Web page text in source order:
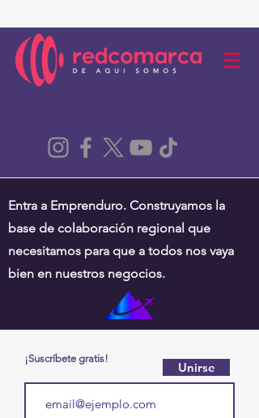
Entra a Emprenduro. Construyamos la
base de colaboración regional que
necesitamos para que a todos nos vaya
bien en nuestros negocios.
¡Suscríbete gratis!
Unirse